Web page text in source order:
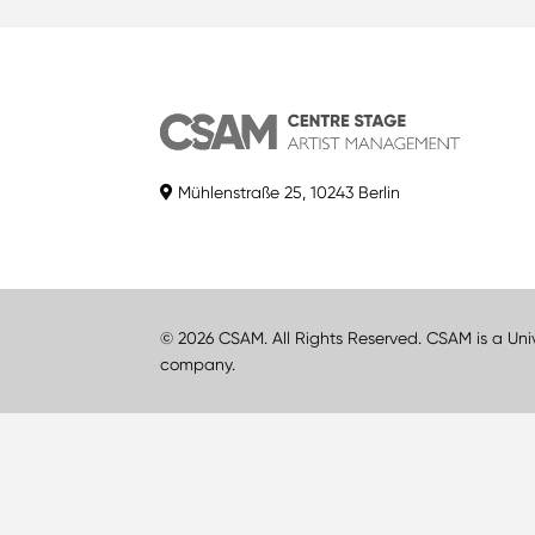
Mühlenstraße 25, 10243 Berlin
© 2026 CSAM. All Rights Reserved. CSAM is a
company.